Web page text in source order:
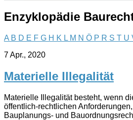
Enzyklopädie
A B D E F G H K L M N Ö P R S T U
7 Apr., 2020
Materielle Illegalität
Materielle Illegalität besteht, wenn
öffentlich-rechtlichen
Bauplanungs- und